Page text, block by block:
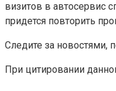
визитов в автосервис
придется повторить
Следите за новостями,
При цитировании